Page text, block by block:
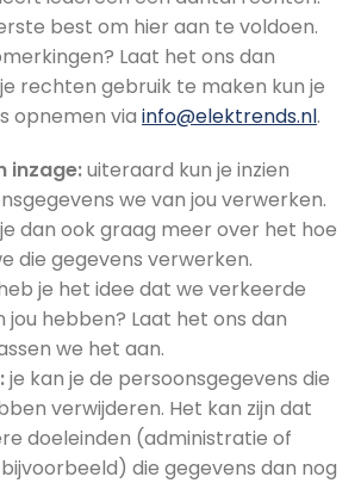
best om hier aan te voldoen.
Laat het ons dan
rechten gebruik te maken kun je
opnemen via info@elektrends.nl.
inzage:uiteraard kun je inzien
we van jou verwerken.
dan ook graag meer over het hoe
die gegevens verwerken.
je het idee dat we verkeerde
jou hebben? Laat het ons dan
we het aan.
je kan je de persoonsgegevens die
verwijderen. Het kan zijn dat
doeleinden (administratie of
die gegevens dan nog